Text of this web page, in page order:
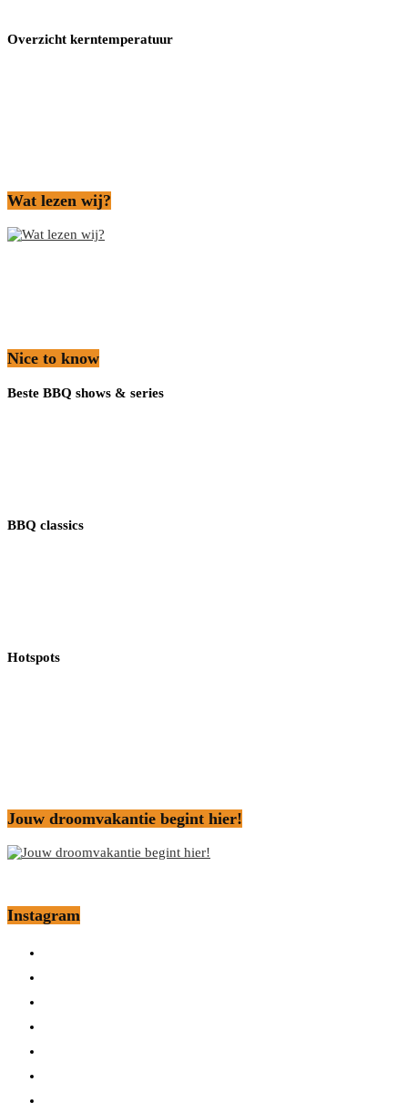
Overzicht kerntemperatuur
Wat lezen wij?
Nice to know
Beste BBQ shows & series
BBQ classics
Hotspots
Jouw droomvakantie begint hier!
Instagram